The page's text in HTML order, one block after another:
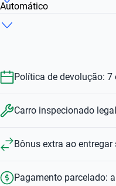
R$ 66.699
Automático
Política de devolução: 7
Carro inspecionado
Bônus extra ao entregar
Pagamento parcelado: